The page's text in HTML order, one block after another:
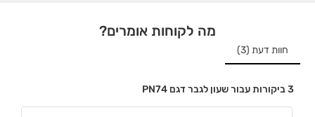
מה לקוחות אומרים?
חוות דעת (3)
3 ביקורות עבור שעון לגבר דגם PN74